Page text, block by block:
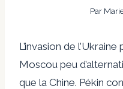
Par
L’invasion de
Moscou peu
que la Chine. Pékin